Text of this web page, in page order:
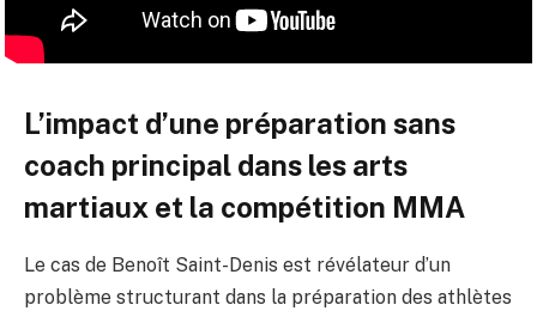
L’impact d’une préparation sans
coach principal dans les arts
martiaux et la compétition MMA
Le cas de Benoît Saint-Denis est révélateur d’un
problème structurant dans la préparation des athlètes